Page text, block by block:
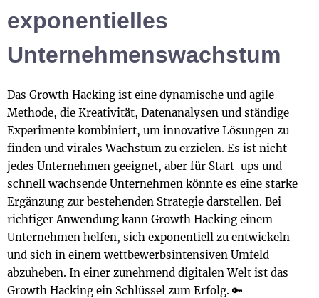
exponentielles
Unternehmenswachstum
Das Growth Hacking ist eine dynamische und agile
Methode, die Kreativität, Datenanalysen und ständige
Experimente kombiniert, um innovative Lösungen zu
finden und virales Wachstum zu erzielen. Es ist nicht
jedes Unternehmen geeignet, aber für Start-ups und
schnell wachsende Unternehmen könnte es eine starke
Ergänzung zur bestehenden Strategie darstellen. Bei
richtiger Anwendung kann Growth Hacking einem
Unternehmen helfen, sich exponentiell zu entwickeln
und sich in einem wettbewerbsintensiven Umfeld
abzuheben. In einer zunehmend digitalen Welt ist das
Growth Hacking ein Schlüssel zum Erfolg. 🔑